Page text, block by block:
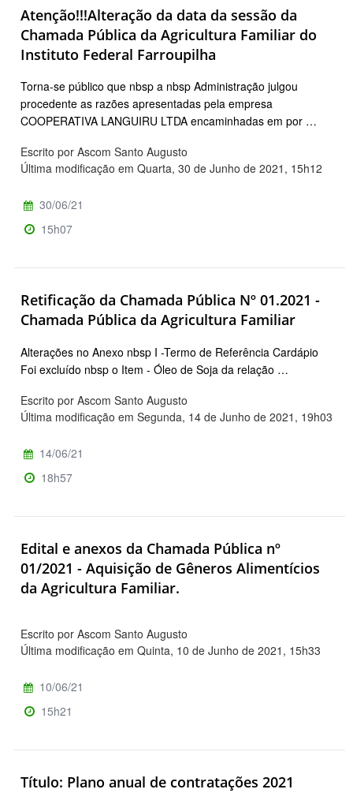
Atenção!!!Alteração da data da sessão da
Chamada Pública da Agricultura Familiar do
Instituto Federal Farroupilha
Torna-se público que nbsp a nbsp Administração julgou
procedente as razões apresentadas pela empresa
COOPERATIVA LANGUIRU LTDA encaminhadas em por …
Escrito por Ascom Santo Augusto
Última modificação em Quarta, 30 de Junho de 2021, 15h12
30/06/21
15h07
Retificação da Chamada Pública Nº 01.2021 -
Chamada Pública da Agricultura Familiar
Alterações no Anexo nbsp I -Termo de Referência Cardápio
Foi excluído nbsp o Item - Óleo de Soja da relação …
Escrito por Ascom Santo Augusto
Última modificação em Segunda, 14 de Junho de 2021, 19h03
14/06/21
18h57
Edital e anexos da Chamada Pública nº
01/2021 - Aquisição de Gêneros Alimentícios
da Agricultura Familiar.
Escrito por Ascom Santo Augusto
Última modificação em Quinta, 10 de Junho de 2021, 15h33
10/06/21
15h21
Título: Plano anual de contratações 2021